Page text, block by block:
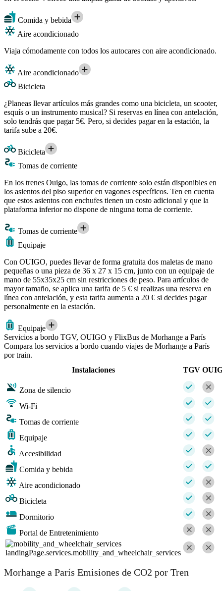
Comida y bebida
Aire acondicionado
Viaja cómodamente con todos los autocares con aire acondicionado.
Aire acondicionado
Bicicleta
¿Planeas llevar artículos más grandes como una bicicleta, un scooter,
esquís o un instrumento musical? Si reservas en línea con antelación,
solo tendrás que pagar 5€. Pero, si decides pagar en la estación, la
tarifa sube a 20€.
Bicicleta
Tomas de corriente
En los trenes Ouigo, las tomas de corriente solo están disponibles en
los asientos del piso superior en vagones específicos. Ten en cuenta
que estos asientos con enchufes tienen un costo adicional y que la
plataforma inferior no dispone de ninguna toma de corriente.
Tomas de corriente
Equipaje
Con OUIGO, puedes llevar de forma gratuita dos maletas de mano
pequeñas o una pieza de 36 x 27 x 15 cm, junto con un equipaje de
mano de 55x35x25 cm sin restricciones de peso. Para artículos de
mayor tamaño, se aplica una tarifa de 5 € si realizas una reserva en
línea con antelación, y esta tarifa aumenta a 20 € si decides pagar
personalmente en la estación.
Equipaje
Servicios a bordo TGV, OUIGO y FlixBus de Morhange a París
Compara los servicios a bordo cuando viajes de Morhange a París
por train.
Instalaciones
TGV
Zona de silencio
Wi-Fi
Tomas de corriente
Equipaje
Accesibilidad
Comida y bebida
Aire acondicionado
Bicicleta
Dormitorio
Portal de Entretenimiento
landingPage.services.mobility_and_wheelchair_services
Morhange a París Emisiones de CO2 por Tren